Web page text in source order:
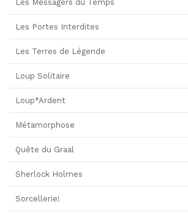
Les Messagers du Temps
Les Portes Interdites
Les Terres de Légende
Loup Solitaire
Loup*Ardent
Métamorphose
Quête du Graal
Sherlock Holmes
Sorcellerie!